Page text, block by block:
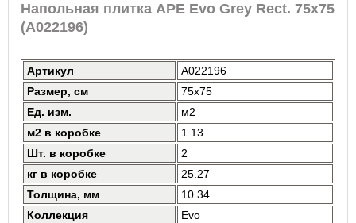
Напольная плитка APE Evo Grey Rect. 75x75
(A022196)
Артикул
A022196
Размер, см
75x75
Ед. изм.
м2
м2 в коробке
1.13
Шт. в коробке
2
кг в коробке
25.27
Толщина, мм
10.34
Коллекция
Evo